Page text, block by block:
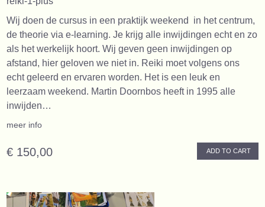
Wij doen de cursus in een praktijk weekend in het centrum,
de theorie via e-learning. Je krijg alle inwijdingen echt en zo
als het werkelijk hoort. Wij geven geen inwijdingen op
afstand, hier geloven we niet in. Reiki moet volgens ons
echt geleerd en ervaren worden. Het is een leuk en
leerzaam weekend. Martin Doornbos heeft in 1995 alle
inwijden…
meer info
€ 150,00 ADD TO CART